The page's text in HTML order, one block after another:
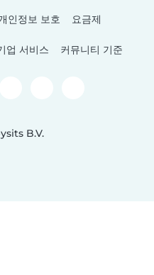
인정보 보호 요금제
업 서비스 커뮤니티 기준
B.V.